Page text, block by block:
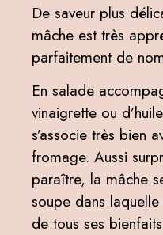
De saveur plus
mâche est très
parfaitement de
En salade
vinaigrette ou
s’associe très bien
fromage. Aussi
paraître, la mâche
soupe dans
de tous ses